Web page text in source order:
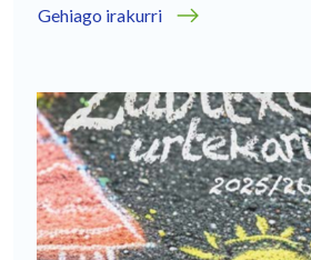
Gehiago irakurri